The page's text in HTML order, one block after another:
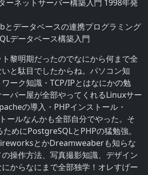
ーネットサーバー構築入門 1998年発
とデータベースの連携プログラミング
データベース構築入門
黎明期だったのでなにから何まで全
と駄目でしたからね。パソコン知
ーク知識・TCP/IPとはなにかの勉
バー屋が全部やってくれるLinuxサー
の導入・PHPインストール・
ールなんかも全部自分でやった。そ
ためにPostgreSQLとPHPの猛勉強。
とかDreamweaberも知らな
操作方法、写真撮影知識、デザイン
からなにまで全部独学！オレすげー